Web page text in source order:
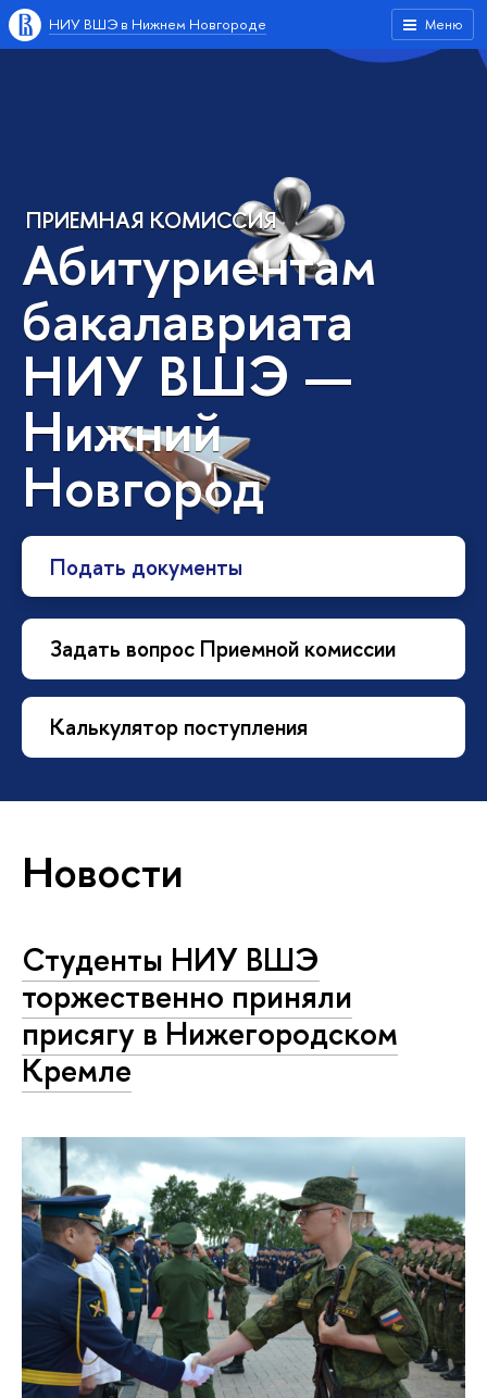
Меню
НИУ ВШЭ в Нижнем Новгороде
ПРИЕМНАЯ КОМИССИЯ
Абитуриентам
бакалавриата
НИУ ВШЭ —
Нижний
Новгород
Подать документы
Задать вопрос Приемной комиссии
Калькулятор поступления
Новости
Студенты НИУ ВШЭ
торжественно приняли
присягу в Нижегородском
Кремле